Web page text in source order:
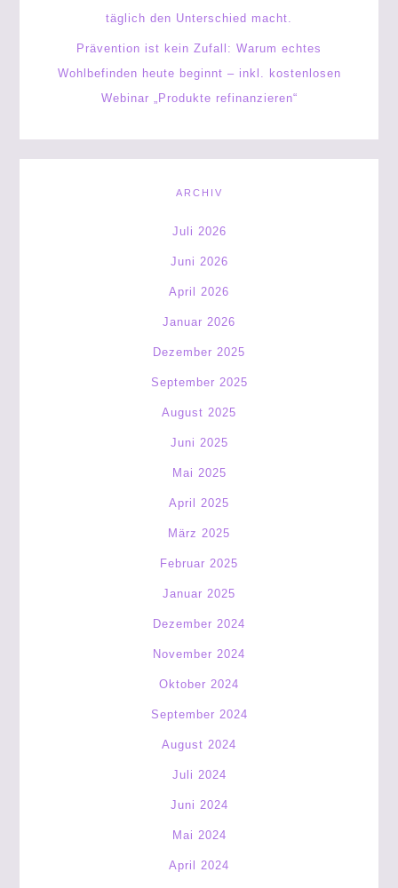
täglich den Unterschied macht.
Prävention ist kein Zufall: Warum echtes
Wohlbefinden heute beginnt – inkl. kostenlosen
Webinar „Produkte refinanzieren“
ARCHIV
Juli 2026
Juni 2026
April 2026
Januar 2026
Dezember 2025
September 2025
August 2025
Juni 2025
Mai 2025
April 2025
März 2025
Februar 2025
Januar 2025
Dezember 2024
November 2024
Oktober 2024
September 2024
August 2024
Juli 2024
Juni 2024
Mai 2024
April 2024